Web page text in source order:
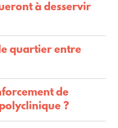
à desservir
quartier entre
de
?